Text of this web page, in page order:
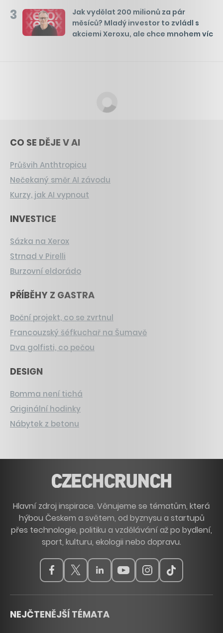
3
Jak vydělat 200 milionů za pár
měsíců? Mladý investor to zvládl s
akciemi Xeroxu, ale chce mnohem víc
CO SE DĚJE V AI
Průšvih Anthtropicu
Nečekaný směr AI závodu
Kurzy, jak AI vypnout
INVESTICE
Sázka na Xerox
Strnad v Pirelli
Burzovní eldorádo
PŘÍBĚHY Z GASTRA
Boční projekt, co se zvrtnul
Francouzský šéfkuchař na Šumavě
Dva golfisti, co pečou
DESIGN
Bomma není tichá
Originální hodinky
Nábytek z betonu
Hlavní zdroj inspirace. Věnujeme se tématům, která
hýbou Českem a světem, od byznysu a startupů
přes technologie, politiku a vzdělávání až po bydlení,
sport, kulturu, ekologii nebo dopravu.
NEJČTENĚJŠÍ TÉMATA